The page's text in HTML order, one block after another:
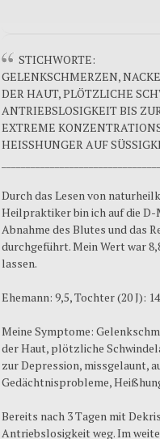
STICHWORTE:
GELENKSCHMERZEN,
DER HAUT, PLÖTZLICHE
ANTRIEBSLOSIGKEIT BIS
EXTREME
HEISSHUNGER AUF
Durch das Lesen von
Heilpraktiker bin ich auf die
Abnahme des Blutes und das
durchgeführt. Mein Wert war
lassen.
Ehemann: 9,5, Tochter (20 J):
Meine Symptome:
der Haut, plötzliche
zur Depression, missgelaunt,
Gedächtnisprobleme,
Bereits nach 3 Tagen mit
Antriebslosigkeit weg. Im